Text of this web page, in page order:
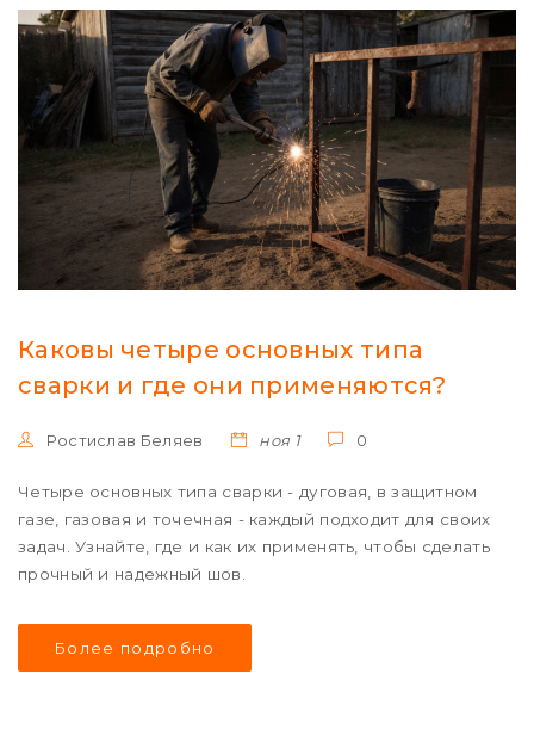
Каковы четыре основных типа
сварки и где они применяются?
Ростислав Беляев ноя 1 0
Четыре основных типа сварки - дуговая, в защитном
газе, газовая и точечная - каждый подходит для своих
задач. Узнайте, где и как их применять, чтобы сделать
прочный и надежный шов.
Более подробно